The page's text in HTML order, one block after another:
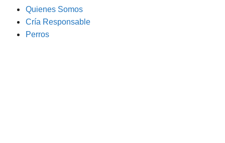
Quienes Somos
Cría Responsable
Perros